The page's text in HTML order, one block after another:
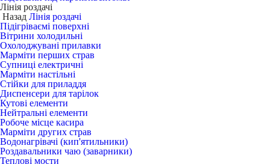
Лінія роздачі
Назад Лінія роздачі
Підігріваємі поверхні
Вітрини холодильні
Охолоджувані прилавки
Марміти перших страв
Супниці електричні
Марміти настільні
Стійки для приладдя
Диспенсери для тарілок
Кутові елементи
Нейтральні елементи
Робоче місце касира
Марміти других страв
Водонагрівачі (кип'ятильники)
Роздавальники чаю (заварники)
Теплові мости